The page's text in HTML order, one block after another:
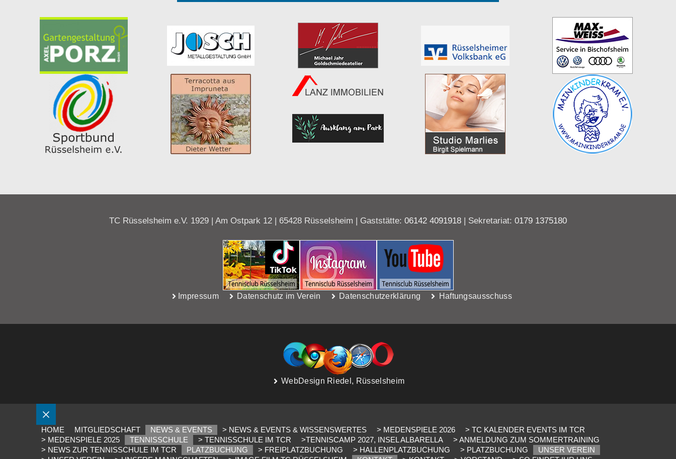
TC Rüsselsheim e.V. 1929 | Am Ostpark 12 | 65428 Rüsselsheim | Gaststätte: 06142 4091918 | Sekretariat: 0179 1375180
Impressum Datenschutz im Verein Datenschutzerklärung Haftungsausschuss
WebDesign Riedel, Rüsselsheim
SCHLIESSEN
HOME MITGLIEDSCHAFT NEWS & EVENTS > NEWS & EVENTS & WISSENSWERTES > MEDENSPIELE 2026
> TC KALENDER EVENTS IM TCR
> MEDENSPIELE 2025
TENNISSCHULE > TENNISSCHULE IM TCR >TENNISCAMP 2027, INSEL ALBARELLA
> ANMELDUNG ZUM SOMMERTRAINING
> NEWS ZUR TENNISSCHULE IM TCR
PLATZBUCHUNG > FREIPLATZBUCHUNG > HALLENPLATZBUCHUNG > PLATZBUCHUNG
UNSER VEREIN